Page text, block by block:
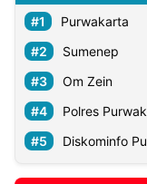
Purwakarta
Sumenep
Om Zein
Polres
Diskominfo